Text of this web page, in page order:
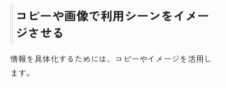
コピーや画像で利用シーンをイメー
ジさせる
情報を具体化するためには、コピーやイメージを活用し
ます。